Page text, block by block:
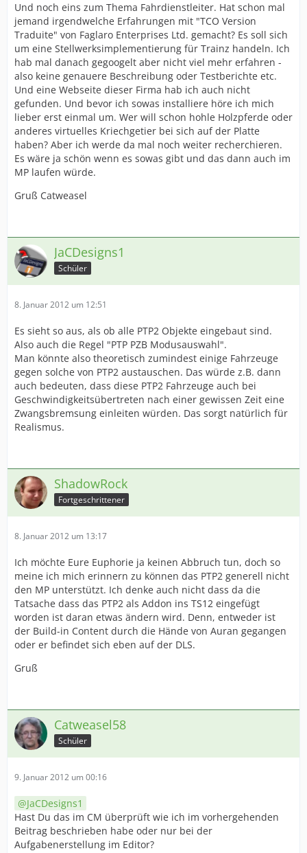
Und noch eins zum Thema Fahrdienstleiter. Hat schon mal
jemand irgendwelche Erfahrungen mit "TCO Version
Traduite" von Faglaro Enterprises Ltd. gemacht? Es soll sich
um eine Stellwerksimplementierung für Trainz handeln. Ich
hab mal danach gegoogelt aber nicht viel mehr erfahren -
also keine genauere Beschreibung oder Testberichte etc.
Und eine Webseite dieser Firma hab ich auch nicht
gefunden. Und bevor ich sowas installiere höre ich mich
lieber erst einmal um. Wer will schon hohle Holzpferde oder
anderes virtuelles Kriechgetier bei sich auf der Platte
haben? Aber ich werde da mal noch weiter recherchieren.
Es wäre ja schön wenn es sowas gibt und das dann auch im
MP laufen würde.
Gruß Catweasel
JaCDesigns1
Schüler
8. Januar 2012 um 12:51
Es sieht so aus, als ob alle PTP2 Objekte eingebaut sind.
Also auch die Regel "PTP PZB Modusauswahl".
Man könnte also theoretisch zumindest einige Fahrzeuge
gegen solche von PTP2 austauschen. Das würde z.B. dann
auch bedeuten, dass diese PTP2 Fahrzeuge auch bei
Geschwindigkeitsübertreten nach einer gewissen Zeit eine
Zwangsbremsung einleiten würden. Das sorgt natürlich für
Realismus.
ShadowRock
Fortgeschrittener
8. Januar 2012 um 13:17
Ich möchte Eure Euphorie ja keinen Abbruch tun, doch so
meine ich mich erinnern zu können das PTP2 generell nicht
den MP unterstützt. Ich denke auch nicht dass da die
Tatsache dass das PTP2 als Addon ins TS12 eingefügt
worden ist daran etwas ändern wird. Denn, entweder ist
der Build-in Content durch die Hände von Auran gegangen
oder er befindet sich eben auf der DLS.
Gruß
Catweasel58
Schüler
9. Januar 2012 um 00:16
JaCDesigns1
Hast Du das im CM überprüft wie ich im vorhergehenden
Beitrag beschrieben habe oder nur bei der
Aufgabenerstellung im Editor?